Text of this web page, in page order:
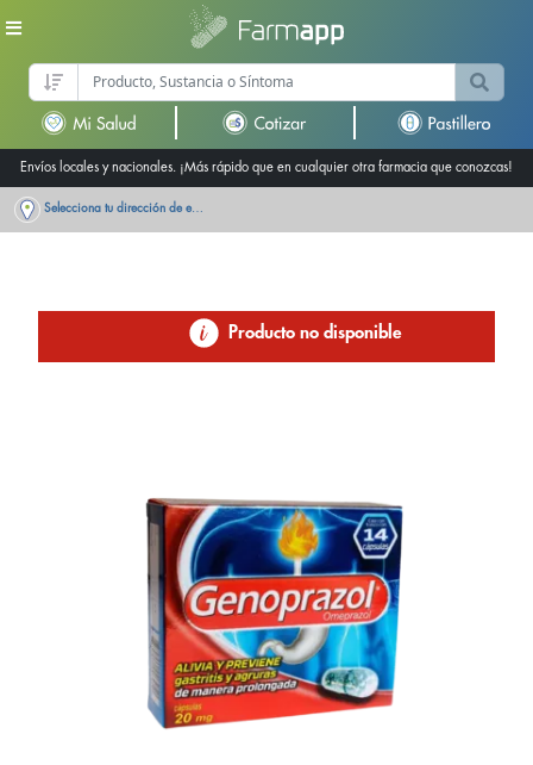
Envíos locales y nacionales. ¡Más rápido que en cualquier otra farmacia que conozcas!
Selecciona tu dirección de entrega
Producto no disponible